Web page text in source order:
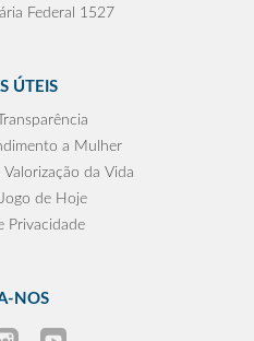
Federal 1527
ÚTEIS
a Mulher
da Vida
de Hoje
Privacidade
NOS